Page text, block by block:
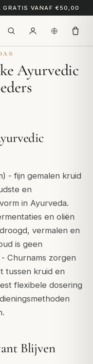
GRATIS VANAF €50,00
Ayurvedic
) - fijn gemalen kruid
en
in Ayurveda.
en oliën
vermalen en
is geen
Churnams zorgen
tussen kruid en
flexibele dosering
Blijven